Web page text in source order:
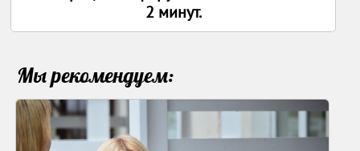
2 минут.
Мы рекомендуем: